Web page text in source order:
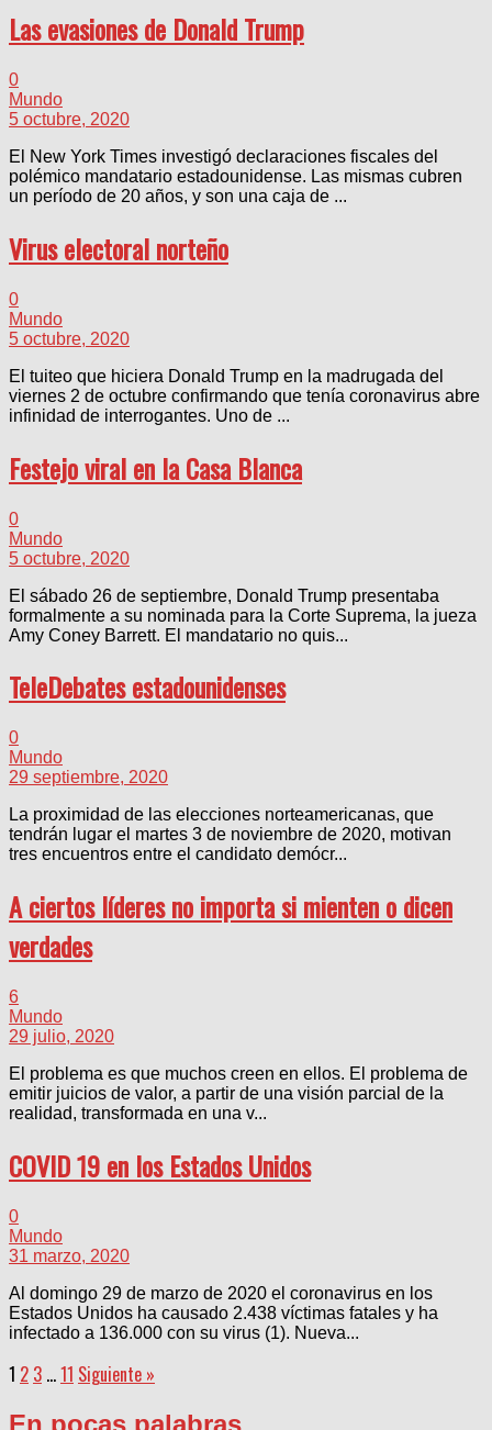
Las evasiones de Donald Trump
0
Mundo
5 octubre, 2020
El New York Times investigó declaraciones fiscales del
polémico mandatario estadounidense. Las mismas cubren
un período de 20 años, y son una caja de ...
Virus electoral norteño
0
Mundo
5 octubre, 2020
El tuiteo que hiciera Donald Trump en la madrugada del
viernes 2 de octubre confirmando que tenía coronavirus abre
infinidad de interrogantes. Uno de ...
Festejo viral en la Casa Blanca
0
Mundo
5 octubre, 2020
El sábado 26 de septiembre, Donald Trump presentaba
formalmente a su nominada para la Corte Suprema, la jueza
Amy Coney Barrett. El mandatario no quis...
TeleDebates estadounidenses
0
Mundo
29 septiembre, 2020
La proximidad de las elecciones norteamericanas, que
tendrán lugar el martes 3 de noviembre de 2020, motivan
tres encuentros entre el candidato demócr...
A ciertos líderes no importa si mienten o dicen
verdades
6
Mundo
29 julio, 2020
El problema es que muchos creen en ellos. El problema de
emitir juicios de valor, a partir de una visión parcial de la
realidad, transformada en una v...
COVID 19 en los Estados Unidos
0
Mundo
31 marzo, 2020
Al domingo 29 de marzo de 2020 el coronavirus en los
Estados Unidos ha causado 2.438 víctimas fatales y ha
infectado a 136.000 con su virus (1). Nueva...
1 2 3 …11 Siguiente »
En pocas palabras